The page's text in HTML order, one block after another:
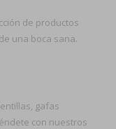
de productos
una boca sana.
gafas
con nuestros